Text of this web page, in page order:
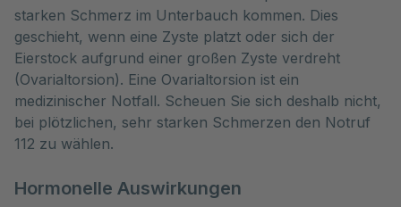
starken Schmerz im Unterbauch kommen. Dies
geschieht, wenn eine Zyste platzt oder sich der
Eierstock aufgrund einer großen Zyste verdreht
(Ovarialtorsion). Eine Ovarialtorsion ist ein
medizinischer Notfall. Scheuen Sie sich deshalb nicht,
bei plötzlichen, sehr starken Schmerzen den Notruf
112 zu wählen.
Hormonelle Auswirkungen